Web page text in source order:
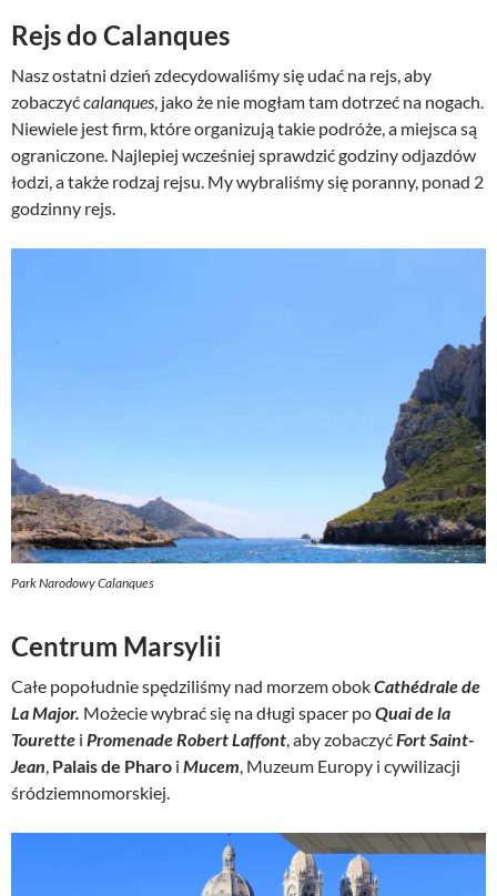
Rejs do Calanques
Nasz ostatni dzień zdecydowaliśmy się udać na rejs, aby
zobaczyćcalanques, jako że nie mogłam tam dotrzeć na nogach.
Niewiele jest firm, które organizują takie podróże, a miejsca są
ograniczone. Najlepiej wcześniej sprawdzić godziny odjazdów
łodzi, a także rodzaj rejsu. My wybraliśmy się poranny, ponad 2
godzinny rejs.
Park Narodowy Calanques
Centrum Marsylii
Całe popołudnie spędziliśmy nad morzem obokCathédrale de
La Major. Możecie wybrać się na długi spacer poQuai de la
Tourette i Promenade Robert Laffont, aby zobaczyćFort Saint-
Jean, Palais de Pharo i Mucem, Muzeum Europy i cywilizacji
śródziemnomorskiej.